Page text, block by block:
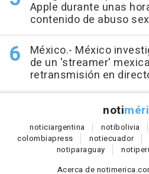
Apple durante unas
contenido de abuso
México.- México
de un 'streamer'
retransmisión en
noti
noticiargentina notibolivia
colombiapress notiecuador
notiparaguay noti
Acerca de